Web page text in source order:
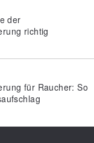
der
richtig
für Raucher: So